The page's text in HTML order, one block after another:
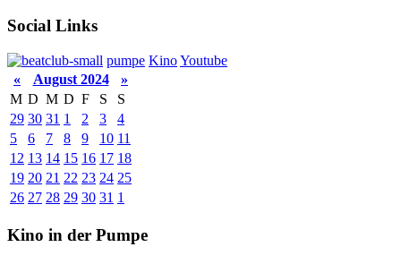
Social Links
pumpe KinoYoutube
«
August 2024
»
M D M D F S
S
29 30 31 1 2 3
4
5
6 7 8 9 10 11
12 13 14 15 16 17 18
19 20 21 22 23 24 25
26 27 28 29 30 31 1
Kino in der Pumpe